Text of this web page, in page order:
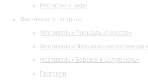
Ресторан и кафе
Фестивали и гастроли
Фестиваль «Площадь Искусств»
Фестиваль «Музыкальная коллекция»
Фестиваль «Барокко в белую ночь»
Гастроли